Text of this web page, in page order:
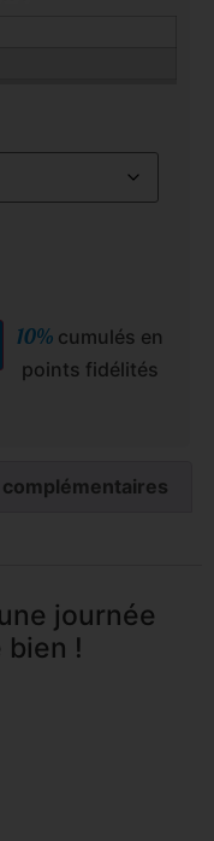
10% cumulés en
points fidélités
journée
bien !